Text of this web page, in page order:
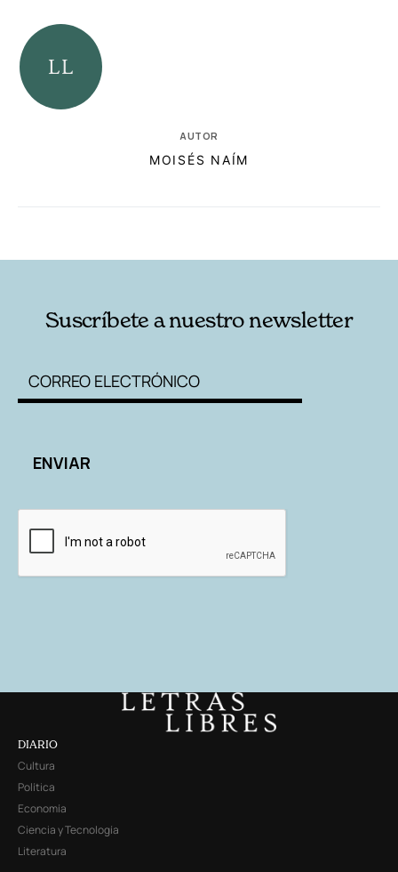
AUTOR
MOISÉS NAÍM
Suscríbete a nuestro newsletter
DIARIO
Cultura
Política
Economía
Ciencia y Tecnología
Literatura